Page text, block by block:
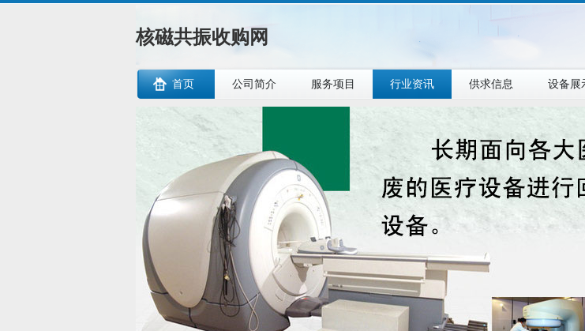
核磁共振收购网
首页 公司简介 服务项目 行业资讯 供求信息 设备展